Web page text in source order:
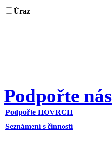
Úraz
Podpořte nás
Podpořte HOVRCH
Seznámení s činností